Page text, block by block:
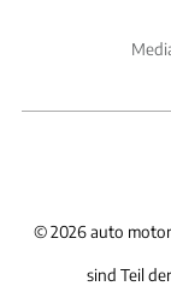
©2026 auto
sind Teil